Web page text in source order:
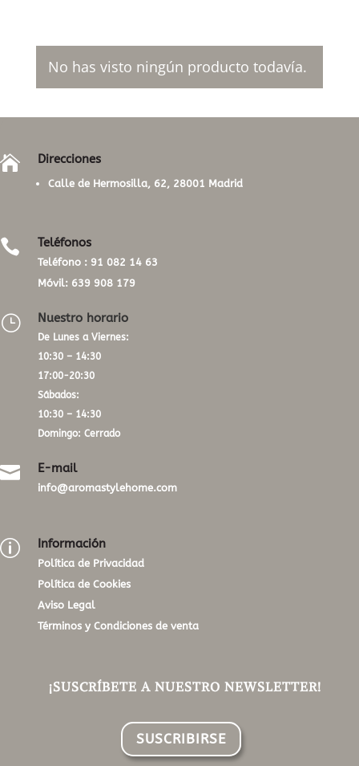
No has visto ningún producto todavía.
 Direcciones
Calle de Hermosilla, 62, 28001 Madrid
 Teléfonos
Teléfono : 91 082 14 63
Móvil: 639 908 179
} Nuestro horario
De Lunes a Viernes:
10:30 – 14:30
17:00-20:30
Sábados:
10:30 – 14:30
Domingo: Cerrado
 E-mail
info@aromastylehome.com
p Información
Política de Privacidad
Política de Cookies
Aviso Legal
Términos y Condiciones de venta
¡SUSCRÍBETE A NUESTRO NEWSLETTER!
SUSCRIBIRSE